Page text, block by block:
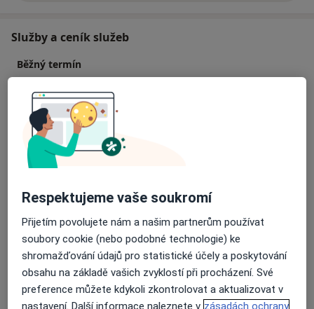
Služby a ceník služeb
Běžný termín
Detaily
Nutriční vyšetření
Detaily
Detaily
Vyšetření krve
Detaily
Stanovení hladiny cholesterolu
Detaily
Respektujeme vaše soukromí
Přijetím povolujete nám a našim partnerům používat
soubory cookie (nebo podobné technologie) ke
shromažďování údajů pro statistické účely a poskytování
obsahu na základě vašich zvyklostí při procházení. Své
preference můžete kdykoli zkontrolovat a aktualizovat v
nastavení. Další informace naleznete v zásadách ochrany